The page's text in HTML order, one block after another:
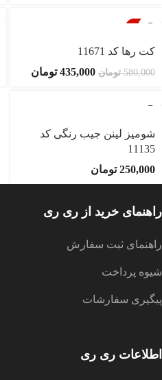
-25%
کت رها کد 11671
580,000 تومان 435,000 تومان
ناموجود
شومیز لینن جیب رنگی کد
11135
250,000 تومان
راهنمای خرید از ری ری
راهنمای ثبت سفارش
شیوه پرداخت
پیگیری سفارشات
اطلاعات ری ری